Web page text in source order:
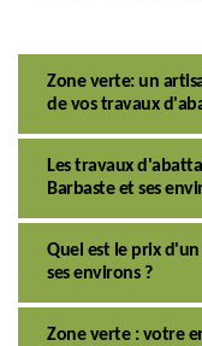
Zone verte: un
de vos travaux
Les travaux
Barbaste et ses
Quel est le prix
ses environs ?
Zone verte : votre